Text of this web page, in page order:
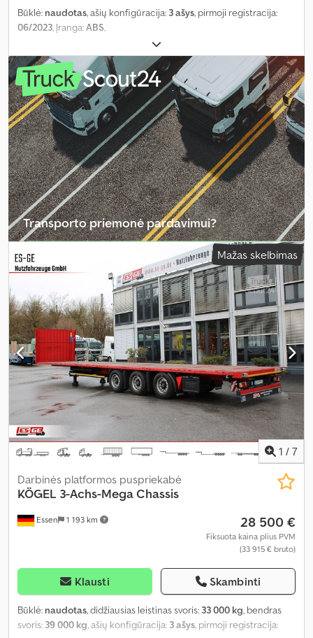
Būklė: naudotas, ašių konfigūracija: 3 ašys, pirmoji registracija:
06/2023, Įranga:ABS,
Transporto priemonė pardavimui?
Sukurti skelbimą Mažas skelbimas
1 / 7
Essen 1 193 km
Darbinės platformos puspriekabė
KÖGEL 3-Achs-Mega Chassis
28 500 €
Fiksuota kaina plius PVM
(33 915 € bruto)
Klausti Skambinti
Būklė: naudotas, didžiausias leistinas svoris: 33 000 kg, bendras
svoris: 39 000 kg, ašių konfigūracija: 3 ašys, pirmoji registracija: